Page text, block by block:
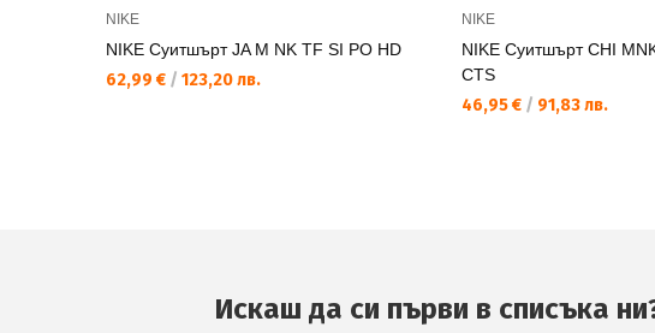
NIKE
NIKE Суитшърт JA M NK TF SI PO HD
62,99 € / 123,20 лв.
NIKE
NIKE Суитшърт CHI
CTS
46,95 € / 91,83 лв.
Искаш да си първи в списъка